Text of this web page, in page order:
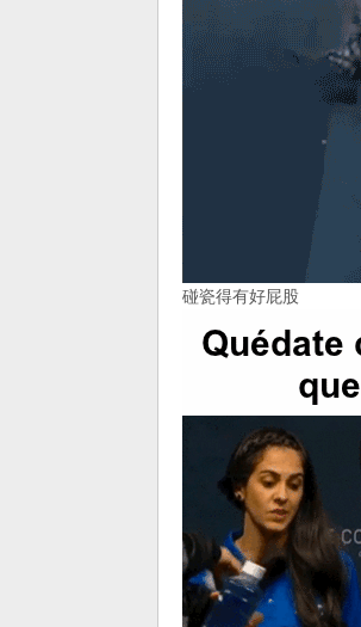
碰瓷得有好屁股